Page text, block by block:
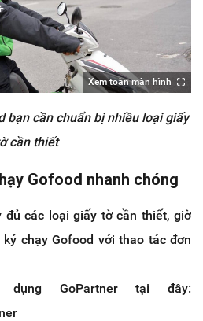
Xem toàn màn hình
bạn cần chuẩn bị nhiều loại giấy
cần thiết
Gofood nhanh chóng
đủ các loại giấy tờ cần thiết, giờ
chạy Gofood với thao tác đơn
GoPartner tại đây: